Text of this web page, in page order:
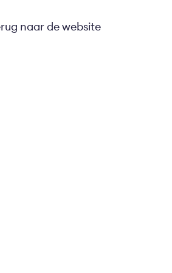
naar de website